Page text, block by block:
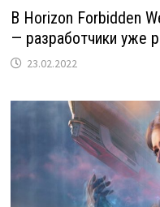
В Horizon Forbidden
— разработчики уже
23.02.2022